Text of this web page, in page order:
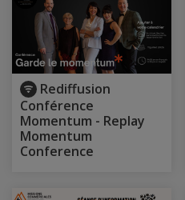
Rediffusion
Conférence
Momentum - Replay
Momentum
Conference